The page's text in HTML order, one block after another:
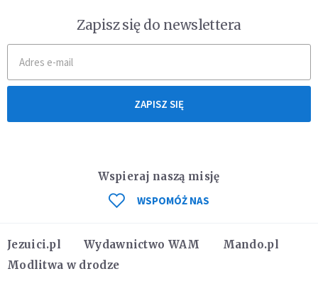
Zapisz się do newslettera
ZAPISZ SIĘ
Jezuici.pl Wydawnictwo WAM
Mando.pl
Modlitwa w drodze
Wspieraj naszą misję
WSPOMÓŻ NAS